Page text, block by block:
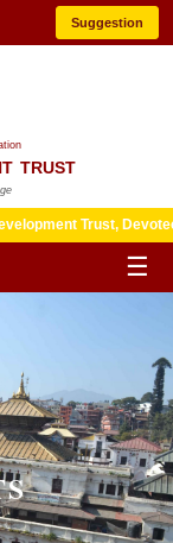
Suggestion
TRUST
Trust, Devotees
☰